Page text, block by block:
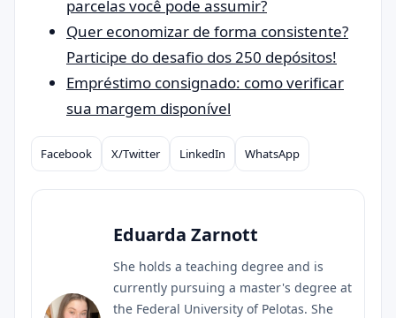
parcelas você pode assumir?
Quer economizar de forma consistente?
Participe do desafio dos 250 depósitos!
Empréstimo consignado: como verificar
sua margem disponível
Compartilhar
Facebook X/Twitter LinkedIn WhatsApp
Eduarda Zarnott
She holds a teaching degree and is
currently pursuing a master's degree at
the Federal University of Pelotas. She